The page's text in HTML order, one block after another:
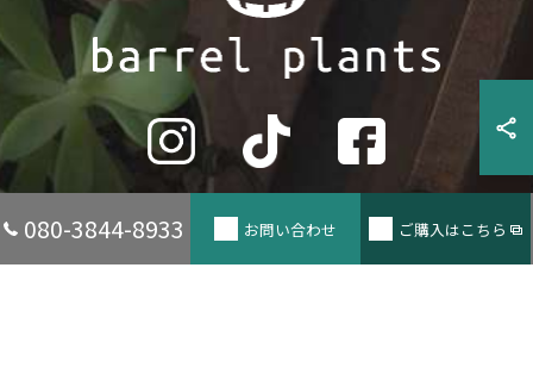
080-3844-8933 お問い合わせ ご購入はこちら
© 2026 兵庫県たつの市の観葉植物ならbarrel plants ALL RIGHTS RESERVED.